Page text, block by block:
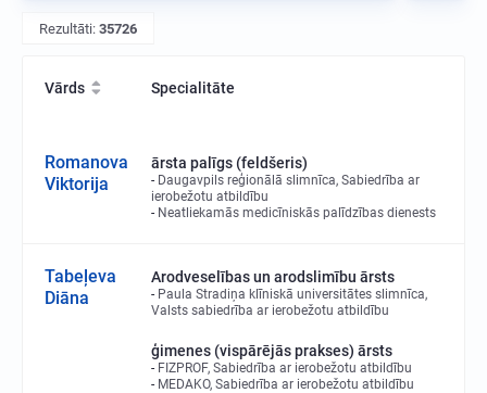
Rezultāti: 35726
Vārds Specialitāte
Romanova
Viktorija
ārsta palīgs (feldšeris)
Daugavpils reģionālā slimnīca, Sabiedrība ar
ierobežotu atbildību
Neatliekamās medicīniskās palīdzības dienests
Tabeļeva
Diāna
Arodveselības un arodslimību ārsts
Paula Stradiņa klīniskā universitātes slimnīca,
Valsts sabiedrība ar ierobežotu atbildību
ģimenes (vispārējās prakses) ārsts
FIZPROF, Sabiedrība ar ierobežotu atbildību
MEDAKO, Sabiedrība ar ierobežotu atbildību